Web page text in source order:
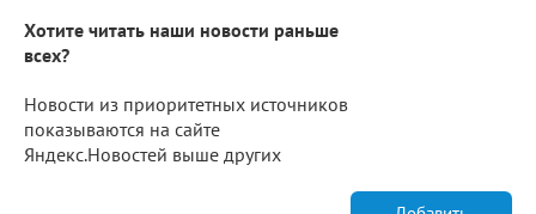
Хотите читать наши новости раньше
всех?
Новости из приоритетных источников
показываются на сайте
Яндекс.Новостей выше других